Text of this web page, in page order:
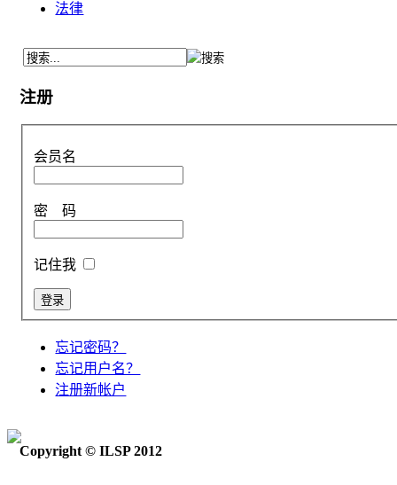
法律
注册
会员名
密 码
记住我
忘记密码？
忘记用户名？
注册新帐户
Copyright © ILSP 2012